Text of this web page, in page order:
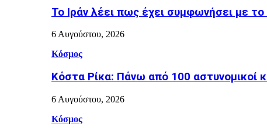
Το Ιράν λέει πως έχει συμφωνήσει με
6 Αυγούστου, 2026
Κόσμος
Κόστα Ρίκα: Πάνω από 100 αστυνομικοί
6 Αυγούστου, 2026
Κόσμος